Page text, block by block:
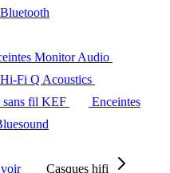
Monitor Audio
Fi Q Acoustics
sans fil KEF
Enceintes
Casques hifi